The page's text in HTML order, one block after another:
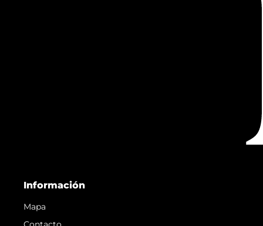
Información
Mapa